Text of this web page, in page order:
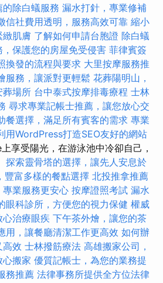
除白蟻服務 漏水打針，專業修補
信社費用透明，服務高效可靠 縮小
緻肌膚 了解如何申請台胞證 除白蟻
保護您的房屋免受侵害 菲律賓簽
換發的流程與要求 大里按摩服務推
服務，讓派對更輕鬆 花葬陽明山，
葬場所 台中泰式按摩排毒療程 士林
尋求專業記帳士推薦，讓您放心交
餐選擇，滿足所有賓客的需求 專業
用WordPress打造SEO友好的網站
享受陽光，在游泳池中冷卻自己，
探索靈骨塔的選擇，讓先人安息於
富多樣的餐點選擇 北投推拿推薦
業服務更安心 按摩證照考試 漏水
眼科診所，方便您的視力保健 權威
心治療眼疾 下午茶外燴，讓您的茶
用，讓餐廳清潔工作更高效 如何辦
高效 士林撥筋療法 高雄搬家公司，
心搬家 優質記帳士，為您的業務提
務推薦 法律事務所提供全方位法律